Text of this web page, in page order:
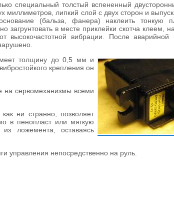
специальный толстый вспененный
липкий слой с двух сторон и
(бальза, фанера) наклеить тонкую
в месте приклейки скотча клеем,
вибрации. После аварийной
толщину до 0,5 мм и
крепления он
на сервомеханизмы всеми
ни странно, позволяет
в пенопласт или мягкую
ложемента, оставаясь
управления непосредственно на руль.